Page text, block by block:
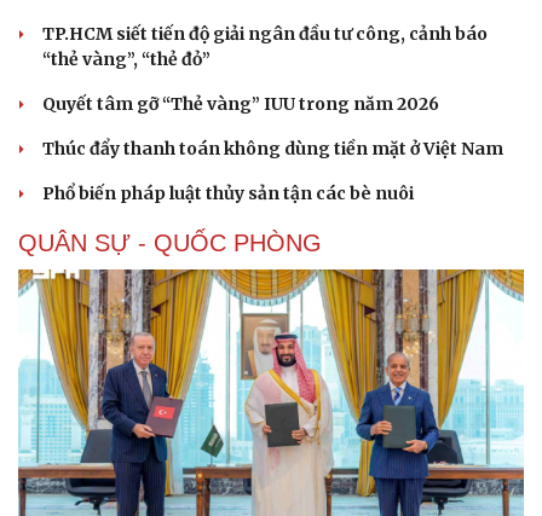
Sức khỏe
Dinh dưỡng - món ngon
Cây thuốc
Sản phụ khoa
Đời sống
Nhà đẹp
Blog
Tình yêu - Gia đình
TP.HCM siết tiến độ giải ngân đầu tư công, cảnh báo
“thẻ vàng”, “thẻ đỏ”
Quyết tâm gỡ “Thẻ vàng” IUU trong năm 2026
Thúc đẩy thanh toán không dùng tiền mặt ở Việt Nam
Phổ biến pháp luật thủy sản tận các bè nuôi
QUÂN SỰ - QUỐC PHÒNG